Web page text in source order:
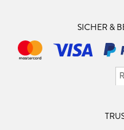
SICHER &